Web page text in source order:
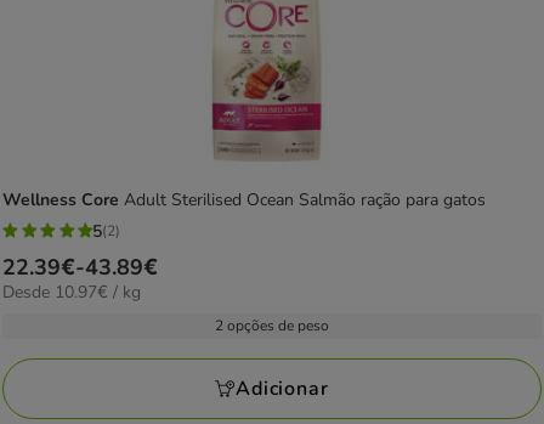
Wellness Core Adult Sterilised Ocean Salmão ração para gatos
5
estrelas
com
avaliações
5(2)
Preço
de
43.89€
22.39€-43.89€
10.97€
Desde 10.97€ / kg
2 opções de peso
Adicionar